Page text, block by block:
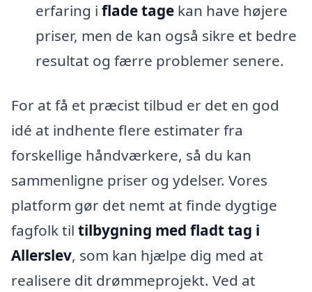
erfaring i flade tagekan have højere
priser, men de kan også sikre et bedre
resultat og færre problemer senere.
For at få et præcist tilbud er det en god
idé at indhente flere estimater fra
forskellige håndværkere, så du kan
sammenligne priser og ydelser. Vores
platform gør det nemt at finde dygtige
fagfolk til tilbygning med fladt tag i
Allerslev, som kan hjælpe dig med at
realisere dit drømmeprojekt. Ved at